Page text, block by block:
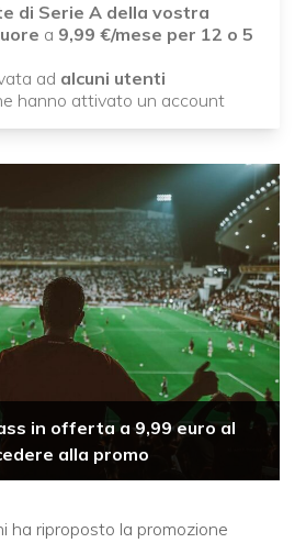
di Serie A della vostra
a 9,99 €/mese per 12 o 5
ad alcuni utenti
hanno attivato un account
in offerta a 9,99 euro al
alla promo
ha riproposto la promozione